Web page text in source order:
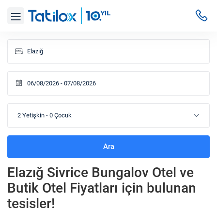
2 Yetişkin - 0 Çocuk
Ara
Elazığ Sivrice Bungalov Otel ve
Butik Otel Fiyatları için bulunan
tesisler!